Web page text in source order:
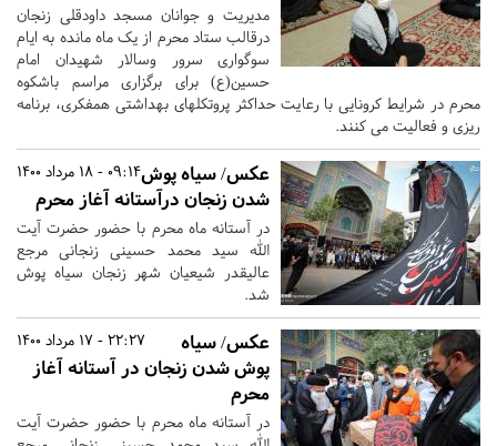
مدیریت و جوانان مسجد داودقلی زنجان
درقالب ستاد محرم از یک ماه مانده به ایام
سوگواری سرور وسالار شهیدان امام
حسین(ع) برای برگزاری مراسم باشکوه
محرم در شرایط کرونایی با رعایت حداکثر پروتکلهای بهداشتی همفکری، برنامه
ریزی و فعالیت می کنند.
09:14 - 18 مرداد 1400عکس/ سیاه پوش
شدن زنجان درآستانه آغاز محرم
در آستانه ماه محرم با حضور حضرت آیت
الله سید محمد حسینی زنجانی مرجع
عالیقدر شیعیان شهر زنجان سیاه پوش
شد.
22:27 - 17 مرداد 1400
عکس/ سیاه
پوش شدن زنجان در آستانه آغاز
محرم
در آستانه ماه محرم با حضور حضرت آیت